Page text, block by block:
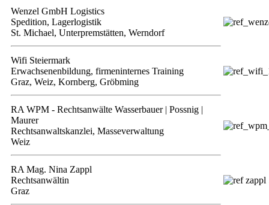
Wenzel GmbH Logistics
Spedition, Lagerlogistik
St. Michael, Unterpremstätten, Werndorf
Wifi Steiermark
Erwachsenenbildung, firmeninternes Training
Graz, Weiz, Kornberg, Gröbming
RA WPM - Rechtsanwälte Wasserbauer | Possnig |
Maurer
Rechtsanwaltskanzlei, Masseverwaltung
Weiz
RA Mag. Nina Zappl
Rechtsanwältin
Graz